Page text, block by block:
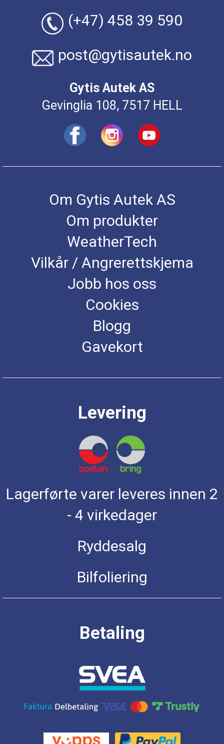
(+47) 458 39 590
post@gytisautek.no
Gytis Autek AS
Gevinglia 108, 7517 HELL
Om Gytis Autek AS
Om produkter
WeatherTech
Vilkår / Angrerettskjema
Jobb hos oss
Cookies
Blogg
Gavekort
Levering
Lagerførte varer leveres innen 2
- 4 virkedager
Ryddesalg
Bilfoliering
Betaling